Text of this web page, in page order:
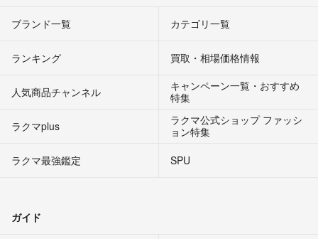
ブランド一覧 カテゴリ一覧
ランキング 買取・相場価格情報
人気商品チャンネル
キャンペーン一覧・おすすめ
特集
ラクマplus
ラクマ公式ショップ ファッシ
ョン特集
ラクマ最強鑑定
SPU
ガイド